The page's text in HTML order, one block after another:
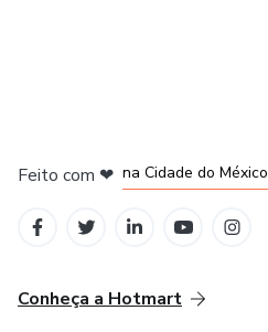
Feito com ❤ na Cidade do México
Conheça a Hotmart